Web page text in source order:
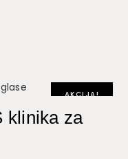
AKCIJA!
klinika za